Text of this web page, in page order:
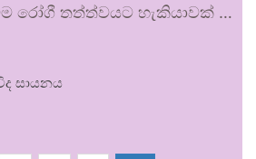
රෝගී තත්ත්වයට හැකියාවක් …
සායනය